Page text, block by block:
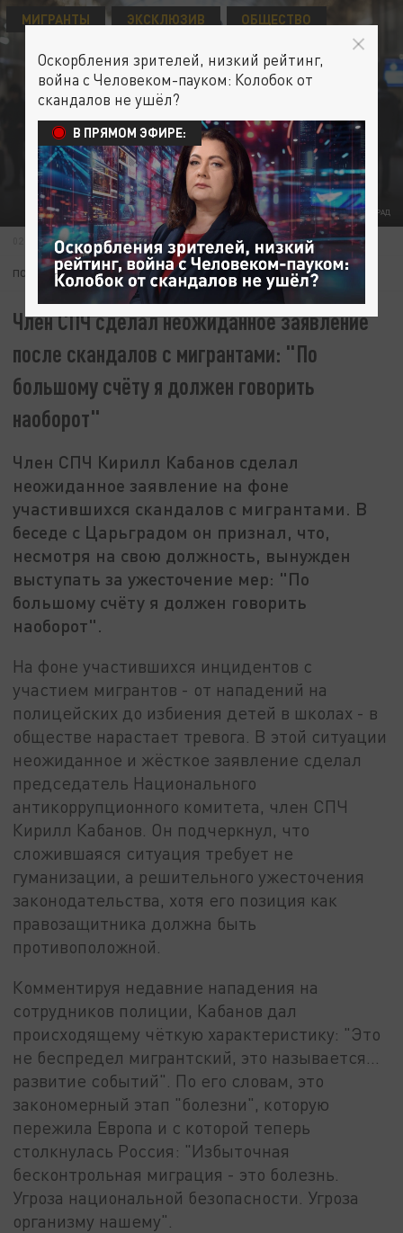
ФОТО: ЦАРЬГРАД
МИГРАНТЫ ЭКСКЛЮЗИВ ОБЩЕСТВО
02 ОКТЯБРЯ 15:15
ПОДПИШИТЕСЬ:
Член СПЧ сделал неожиданное заявление
после скандалов с мигрантами: "По
большому счёту я должен говорить
наоборот"
Член СПЧ Кирилл Кабанов сделал
неожиданное заявление на фоне
участившихся скандалов с мигрантами. В
беседе с Царьградом он признал, что,
несмотря на свою должность, вынужден
выступать за ужесточение мер: "По
большому счёту я должен говорить
наоборот".
На фоне участившихся инцидентов с
участием мигрантов - от нападений на
полицейских до избиения детей в школах - в
обществе нарастает тревога. В этой ситуации
неожиданное и жёсткое заявление сделал
председатель Национального
антикоррупционного комитета, член СПЧ
Кирилл Кабанов. Он подчеркнул, что
сложившаяся ситуация требует не
гуманизации, а решительного ужесточения
законодательства, хотя его позиция как
правозащитника должна быть
противоположной.
Комментируя недавние нападения на
сотрудников полиции, Кабанов дал
происходящему чёткую характеристику: "Это
не беспредел мигрантский, это называется…
развитие событий". По его словам, это
закономерный этап "болезни", которую
пережила Европа и с которой теперь
столкнулась Россия: "Избыточная
бесконтрольная миграция - это болезнь.
Угроза национальной безопасности. Угроза
организму нашему".
Оскорбления зрителей, низкий рейтинг,
война с Человеком-пауком: Колобок от
скандалов не ушёл?
В ПРЯМОМ ЭФИРЕ: